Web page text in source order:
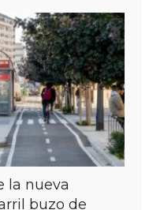
la nueva
buzo de